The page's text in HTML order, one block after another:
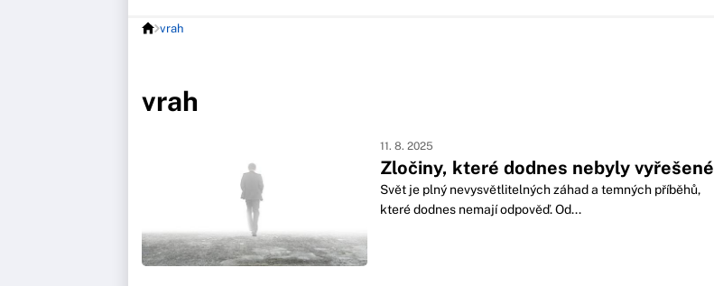
vrah
vrah
Zločiny, které dodnes nebyly vyřešené
11. 8. 2025
Svět je plný nevysvětlitelných záhad a temných příběhů,
které dodnes nemají odpověď. Od...